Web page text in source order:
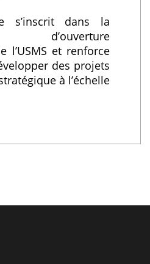
s’inscrit dans la
d’ouverture
l’USMS et renforce
des projets
à l’échelle